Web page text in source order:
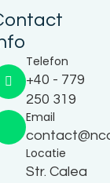
Telefon
+40 - 779
250 319
Email
Locatie
Str. Calea